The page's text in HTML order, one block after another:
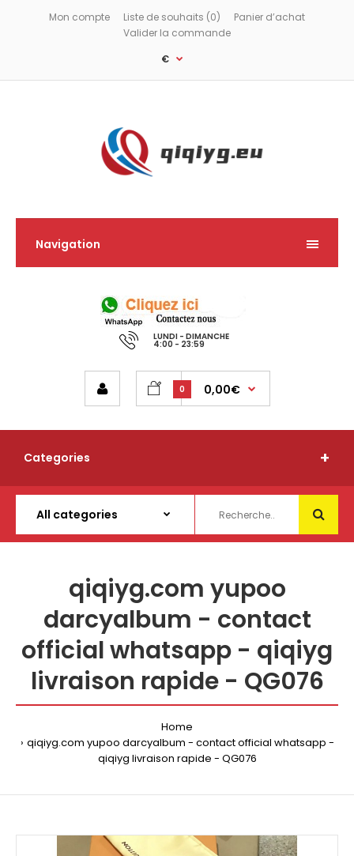
Mon compte Liste de souhaits (0)
Panier d’achat
Valider la commande
€
Navigation
LUNDI - DIMANCHE
4:00 - 23:59
0 0,00€
Categories
qiqiyg.com yupoo
darcyalbum - contact
official whatsapp - qiqiyg
livraison rapide - QG076
Home
qiqiyg.com yupoo darcyalbum - contact official whatsapp -
qiqiyg livraison rapide - QG076